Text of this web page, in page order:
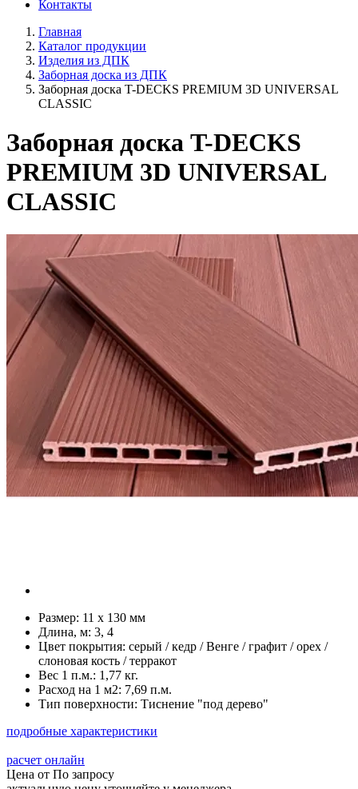
Контакты
Главная
Каталог продукции
Изделия из ДПК
Заборная доска из ДПК
Заборная доска T-DECKS PREMIUM 3D UNIVERSAL
CLASSIC
Заборная доска T-DECKS
PREMIUM 3D UNIVERSAL
CLASSIC
Размер: 11 х 130 мм
Длина, м: 3, 4
Цвет покрытия: серый / кедр / Венге / графит / орех /
слоновая кость / терракот
Вес 1 п.м.: 1,77 кг.
Расход на 1 м2: 7,69 п.м.
Тип поверхности: Тиснение "под дерево"
подробные характеристики
расчет онлайн
Цена от По запросу